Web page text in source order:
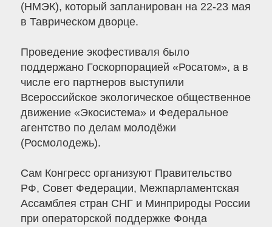
(НМЭК), который запланирован на 22-23 мая
в Таврическом дворце.
Проведение экофестиваля было
поддержано Госкорпорацией «Росатом», а в
числе его партнеров выступили
Всероссийское экологическое общественное
движение «Экосистема» и Федеральное
агентство по делам молодёжи
(Росмолодежь).
Сам Конгресс организуют Правительство
РФ, Совет Федерации, Межпарламентская
Ассамблея стран СНГ и Минприроды России
при операторской поддержке Фонда